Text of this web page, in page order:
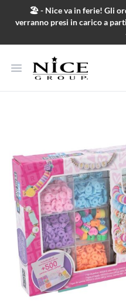
Salta al contenuto
🏖️ - Nice va in ferie! Gli
verranno presi in carico a
Apri menu